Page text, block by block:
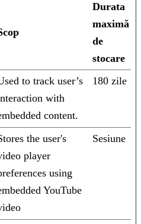
Durata
maximă
de
stocare
to track user’s
with
content.
180 zile
the user's
player
using
YouTube
Sesiune